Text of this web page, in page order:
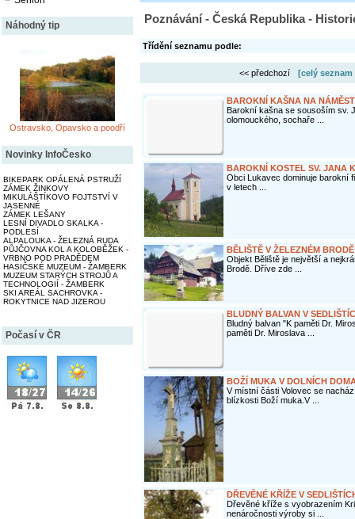
Náhodný tip
Ostravsko, Opavsko a poodří
Novinky InfoČesko
BIKEPARK OPÁLENÁ PSTRUŽÍ
ZÁMEK ŽINKOVY
MIKULÁŠTÍKOVO FOJTSTVÍ V
JASENNÉ
ZÁMEK LEŠANY
LESNÍ DIVADLO SKALKA -
PODLESÍ
ALPALOUKA - ŽELEZNÁ RUDA
PŮJČOVNA KOL A KOLOBĚŽEK -
VRBNO POD PRADĚDEM
HASIČSKÉ MUZEUM - ŽAMBERK
MUZEUM STARÝCH STROJŮ A
TECHNOLOGIÍ - ŽAMBERK
SKI AREÁL SACHROVKA -
ROKYTNICE NAD JIZEROU
Počasí v ČR
Poznávání - Česká Republika -
Třídění seznamu podle:
<< předchozí [celý seznam
BAROKNÍ KAŠNA NA
Barokní kašna se sousoším sv.
olomouckého, sochaře ...
BAROKNÍ KOSTEL SV. JANA
Obci Lukavec dominuje barokní
v letech ...
BĚLIŠTĚ V ŽELEZNÉM BRODĚ
Objekt Běliště je největší a
Brodě. Dříve zde ...
BLUDNÝ BALVAN V
Bludný balvan "K paměti Dr.
paměti Dr. Miroslava ...
BOŽÍ MUKA V DOLNÍCH
V místní části Volovec se
blízkosti Boží muka.V ...
DŘEVĚNÉ KŘÍŽE V
Dřevěné kříže s vyobrazením
nenáročnosti výroby si ...